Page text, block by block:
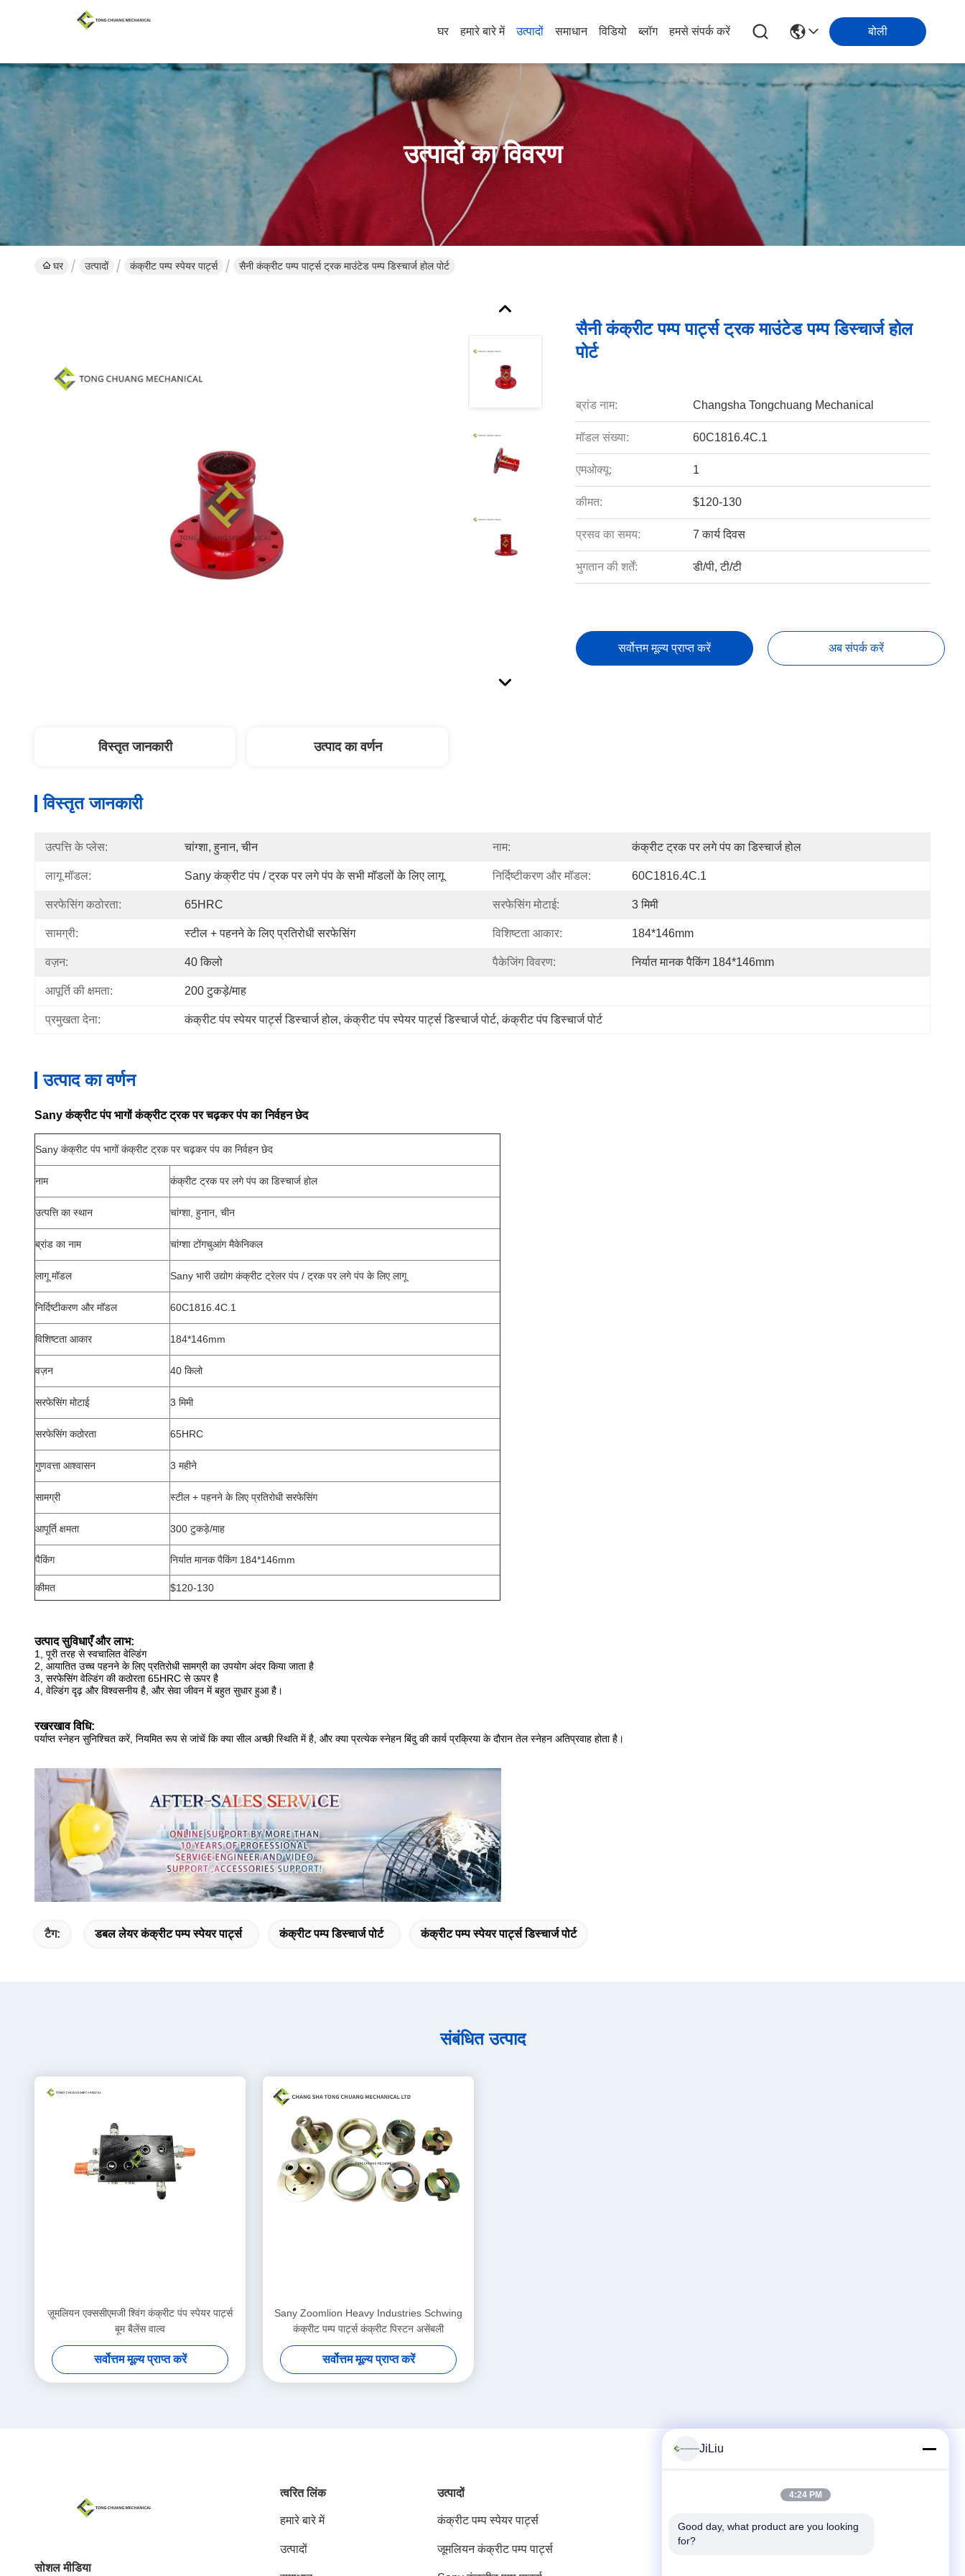
घर हमारे बारे में उत्पादों समाधान विडियो ब्लॉग हमसे संपर्क करें बोली
उत्पादों का विवरण
घर उत्पादों कंक्रीट पम्प स्पेयर पार्ट्स सैनी कंक्रीट पम्प पार्ट्स ट्रक माउंटेड पम्प डिस्चार्ज होल पोर्ट
सैनी कंक्रीट पम्प पार्ट्स ट्रक माउंटेड पम्प डिस्चार्ज होल
पोर्ट
ब्रांड नाम: Changsha Tongchuang Mechanical
मॉडल संख्या: 60C1816.4C.1
एमओक्यू: 1
कीमत: $120-130
प्रसव का समय: 7 कार्य दिवस
भुगतान की शर्तें: डी/पी, टी/टी
सर्वोत्तम मूल्य प्राप्त करें अब संपर्क करें
विस्तृत जानकारी उत्पाद का वर्णन
विस्तृत जानकारी
उत्पत्ति के प्लेस: चांग्शा, हुनान, चीन नाम: कंक्रीट ट्रक पर लगे पंप का डिस्चार्ज होल
लागू मॉडल: Sany कंक्रीट पंप / ट्रक पर लगे पंप के सभी मॉडलों के लिए लागू निर्दिष्टीकरण और मॉडल: 60C1816.4C.1
सरफेसिंग कठोरता: 65HRC सरफेसिंग मोटाई: 3 मिमी
सामग्री: स्टील + पहनने के लिए प्रतिरोधी सरफेसिंग विशिष्टता आकार: 184*146mm
वज़न: 40 किलो पैकेजिंग विवरण: निर्यात मानक पैकिंग 184*146mm
आपूर्ति की क्षमता: 200 टुकड़े/माह
प्रमुखता देना: कंक्रीट पंप स्पेयर पार्ट्स डिस्चार्ज होल, कंक्रीट पंप स्पेयर पार्ट्स डिस्चार्ज पोर्ट, कंक्रीट पंप डिस्चार्ज पोर्ट
उत्पाद का वर्णन
Sany कंक्रीट पंप भागों कंक्रीट ट्रक पर चढ़कर पंप का निर्वहन छेद
Sany कंक्रीट पंप भागों कंक्रीट ट्रक पर चढ़कर पंप का निर्वहन छेद
नाम कंक्रीट ट्रक पर लगे पंप का डिस्चार्ज होल
उत्पत्ति का स्थान चांग्शा, हुनान, चीन
ब्रांड का नाम चांग्शा टोंगचुआंग मैकेनिकल
लागू मॉडल Sany भारी उद्योग कंक्रीट ट्रेलर पंप / ट्रक पर लगे पंप के लिए लागू
निर्दिष्टीकरण और मॉडल 60C1816.4C.1
विशिष्टता आकार 184*146mm
वज़न 40 किलो
सरफेसिंग मोटाई 3 मिमी
सरफेसिंग कठोरता 65HRC
गुणवत्ता आश्वासन 3 महीने
सामग्री स्टील + पहनने के लिए प्रतिरोधी सरफेसिंग
आपूर्ति क्षमता 300 टुकड़े/माह
पैकिंग निर्यात मानक पैकिंग 184*146mm
कीमत $120-130
उत्पाद सुविधाएँ और लाभ:
1, पूरी तरह से स्वचालित वेल्डिंग
2, आयातित उच्च पहनने के लिए प्रतिरोधी सामग्री का उपयोग अंदर किया जाता है
3, सरफेसिंग वेल्डिंग की कठोरता 65HRC से ऊपर है
4, वेल्डिंग दृढ़ और विश्वसनीय है, और सेवा जीवन में बहुत सुधार हुआ है।
रखरखाव विधि:
पर्याप्त स्नेहन सुनिश्चित करें, नियमित रूप से जांचें कि क्या सील अच्छी स्थिति में है, और क्या प्रत्येक स्नेहन बिंदु की कार्य प्रक्रिया के दौरान तेल स्नेहन अतिप्रवाह होता है।
टैग: डबल लेयर कंक्रीट पम्प स्पेयर पार्ट्स कंक्रीट पम्प डिस्चार्ज पोर्ट कंक्रीट पम्प स्पेयर पार्ट्स डिस्चार्ज पोर्ट
संबंधित उत्पाद
ज़ूमलियन एक्ससीएमजी श्विंग कंक्रीट पंप स्पेयर पार्ट्स
बूम बैलेंस वाल्व
सर्वोत्तम मूल्य प्राप्त करें
Sany Zoomlion Heavy Industries Schwing
कंक्रीट पम्प पार्ट्स कंक्रीट पिस्टन असेंबली
सर्वोत्तम मूल्य प्राप्त करें
सोशल मीडिया
त्वरित लिंक
हमारे बारे में
उत्पादों
उत्पादों
कंक्रीट पम्प स्पेयर पार्ट्स
जूमलियन कंक्रीट पम्प पार्ट्स
टेलीफोन
JiLiu
4:24 PM
Good day, what product are you looking
for?